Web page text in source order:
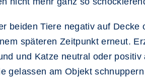
beiden Tiere negativ auf
späteren Zeitpunkt erneut.
und Katze neutral oder
gelassen am Objekt